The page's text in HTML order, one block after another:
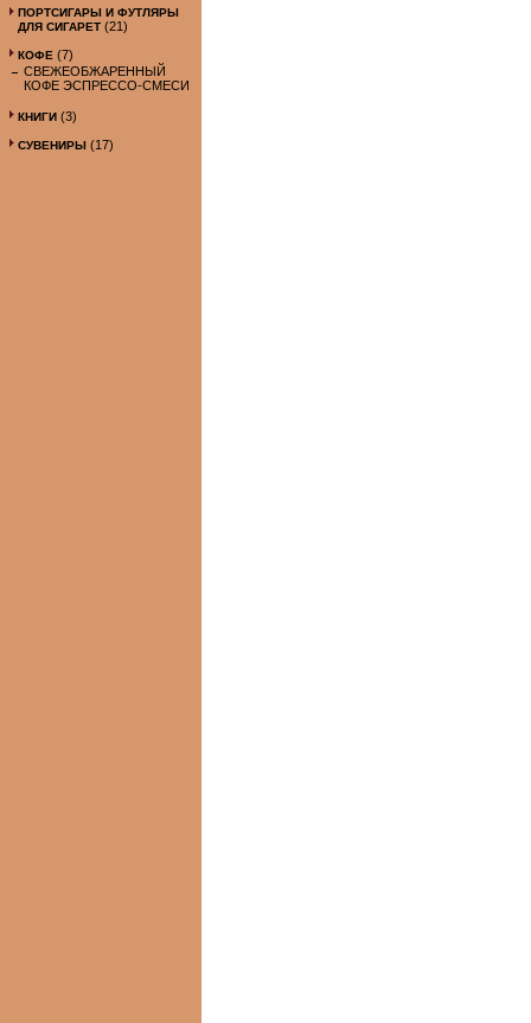
ПОРТСИГАРЫ И ФУТЛЯРЫ
ДЛЯ СИГАРЕТ (21)
КОФЕ (7)
СВЕЖЕОБЖАРЕННЫЙ
КОФЕ ЭСПРЕССО-СМЕСИ
КНИГИ (3)
СУВЕНИРЫ (17)